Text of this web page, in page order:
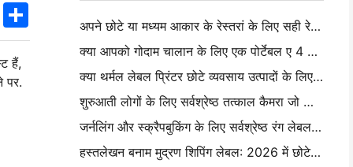
TwitterShare
हैं,
पर.
अपने छोटे या मध्यम आकार के रेस्तरां के लिए सही रेस्तरां सॉफ्टवेयर कैसे चुनें
क्या आपको गोदाम चालान के लिए एक पोर्टेबल ए 4 प्रिंटर की आवश्यकता है? वास्तव में क्या काम करता है
क्या थर्मल लेबल प्रिंटर छोटे व्यवसाय उत्पादों के लिए पनरोक लेबल बना सकते हैं?
शुरुआती लोगों के लिए सर्वश्रेष्ठ तत्काल कैमरा जो कागज बर्बाद नहीं करना चाहते हैं
जर्नलिंग और स्क्रैपबुकिंग के लिए सर्वश्रेष्ठ रंग लेबल निर्माता: प्रत्येक पृष्ठ पर अधिक रंग जोड़ें
हस्तलेखन बनाम मुद्रण शिपिंग लेबल: 2026 में छोटे व्यवसायों के लिए सुझाव